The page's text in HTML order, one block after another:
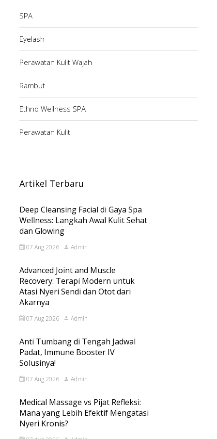
SPA
Eyelash
Perawatan Kulit Wajah
Rambut
Ethno Wellness SPA
Perawatan Kulit
Artikel Terbaru
Deep Cleansing Facial di Gaya Spa
Wellness: Langkah Awal Kulit Sehat
dan Glowing
07 Aug 2026 Admin
Advanced Joint and Muscle
Recovery: Terapi Modern untuk
Atasi Nyeri Sendi dan Otot dari
Akarnya
07 Aug 2026 Admin
Anti Tumbang di Tengah Jadwal
Padat, Immune Booster IV
Solusinya!
07 Aug 2026 Admin
Medical Massage vs Pijat Refleksi:
Mana yang Lebih Efektif Mengatasi
Nyeri Kronis?